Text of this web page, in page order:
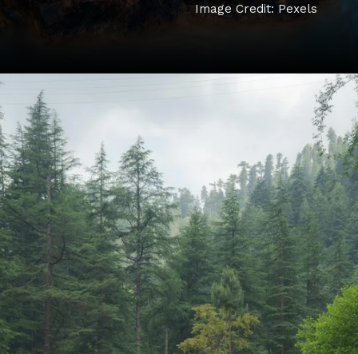
Image Credit: Pexels